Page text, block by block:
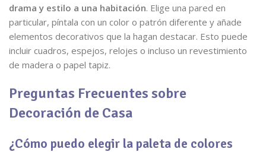
drama y estilo a una habitación. Elige una pared en
particular, píntala con un color o patrón diferente y añade
elementos decorativos que la hagan destacar. Esto puede
incluir cuadros, espejos, relojes o incluso un revestimiento
de madera o papel tapiz.
Preguntas Frecuentes sobre
Decoración de Casa
¿Cómo puedo elegir la paleta de colores